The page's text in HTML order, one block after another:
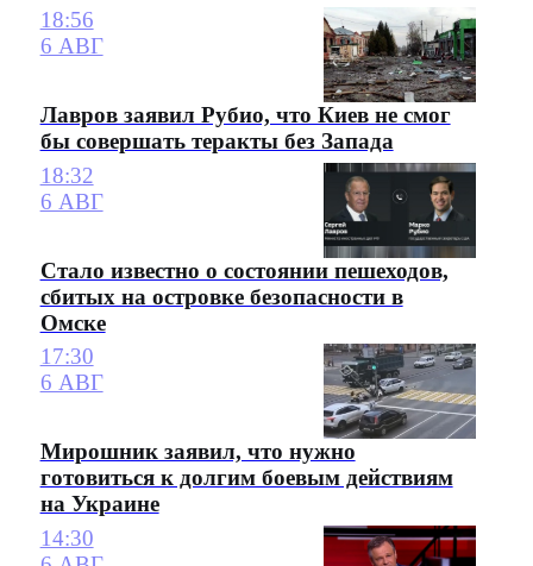
18:56
6 АВГ
Лавров заявил Рубио, что Киев не смог
бы совершать теракты без Запада
18:32
6 АВГ
Стало известно о состоянии пешеходов,
сбитых на островке безопасности в
Омске
17:30
6 АВГ
Мирошник заявил, что нужно
готовиться к долгим боевым действиям
на Украине
14:30